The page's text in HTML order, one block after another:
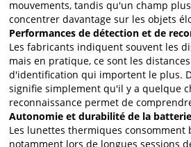
mouvements, tandis qu'un champ
concentrer davantage sur les objets
Performances de détection et de
Les fabricants indiquent souvent les
mais en pratique, ce sont les
d'identification qui importent le plus.
signifie simplement qu'il y a quelque
reconnaissance permet de
Autonomie et durabilité de la batterie
Les lunettes thermiques consomment
notamment lors de longues sessions